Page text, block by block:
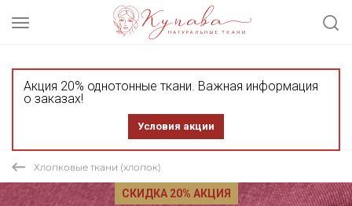
Акция 20% однотонные ткани. Важная информация
о заказах!
Условия акции
Хлопковые ткани (хлопок)
СКИДКА 20% АКЦИЯ